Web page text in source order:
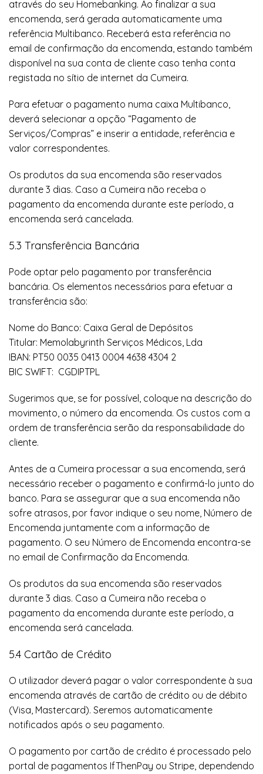
através do seu Homebanking. Ao finalizar a sua
encomenda, será gerada automaticamente uma
referência Multibanco. Receberá esta referência no
email de confirmação da encomenda, estando também
disponível na sua conta de cliente caso tenha conta
registada no sítio de internet da Cumeira.
Para efetuar o pagamento numa caixa Multibanco,
deverá selecionar a opção “Pagamento de
Serviços/Compras” e inserir a entidade, referência e
valor correspondentes.
Os produtos da sua encomenda são reservados
durante 3 dias. Caso a Cumeira não receba o
pagamento da encomenda durante este período, a
encomenda será cancelada.
5.3 Transferência Bancária
Pode optar pelo pagamento por transferência
bancária. Os elementos necessários para efetuar a
transferência são:
Nome do Banco: Caixa Geral de Depósitos
Titular: Memolabyrinth Serviços Médicos, Lda
IBAN: PT50 0035 0413 0004 4638 4304 2
BIC SWIFT: CGDIPTPL
Sugerimos que, se for possível, coloque na descrição do
movimento, o número da encomenda. Os custos com a
ordem de transferência serão da responsabilidade do
cliente.
Antes de a Cumeira processar a sua encomenda, será
necessário receber o pagamento e confirmá-lo junto do
banco. Para se assegurar que a sua encomenda não
sofre atrasos, por favor indique o seu nome, Número de
Encomenda juntamente com a informação de
pagamento. O seu Número de Encomenda encontra-se
no email de Confirmação da Encomenda.
Os produtos da sua encomenda são reservados
durante 3 dias. Caso a Cumeira não receba o
pagamento da encomenda durante este período, a
encomenda será cancelada.
5.4 Cartão de Crédito
O utilizador deverá pagar o valor correspondente à sua
encomenda através de cartão de crédito ou de débito
(Visa, Mastercard). Seremos automaticamente
notificados após o seu pagamento.
O pagamento por cartão de crédito é processado pelo
portal de pagamentos IfThenPay ou Stripe, dependendo